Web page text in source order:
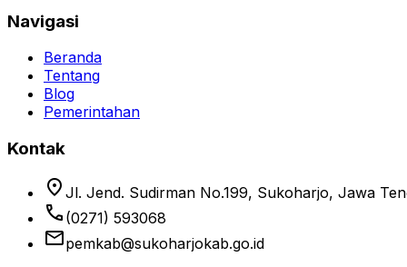
Navigasi
Beranda
Tentang
Blog
Pemerintahan
Kontak
location_on Jl. Jend. Sudirman No.199, Sukoharjo, Jawa
phone (0271) 593068
emailpemkab@sukoharjokab.go.id